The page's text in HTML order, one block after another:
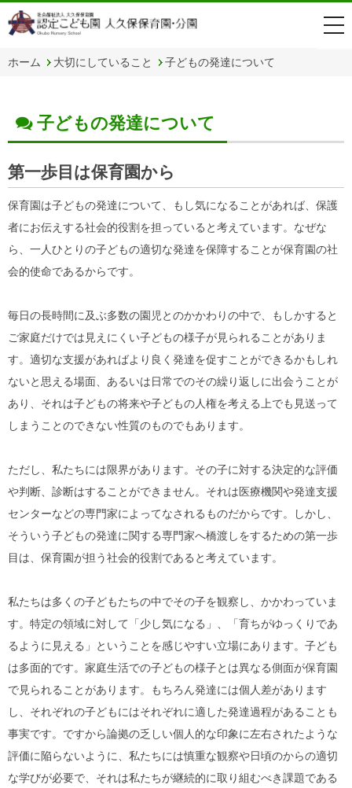
ホーム 大切にしていること 子どもの発達について
子どもの発達について
第一歩目は保育園から
保育園は子どもの発達について、もし気になることがあれば、保護
者にお伝えする社会的役割を担っていると考えています。なぜな
ら、一人ひとりの子どもの適切な発達を保障することが保育園の社
会的使命であるからです。
毎日の長時間に及ぶ多数の園児とのかかわりの中で、もしかすると
ご家庭だけでは見えにくい子どもの様子が見られることがありま
す。適切な支援があればより良く発達を促すことができるかもしれ
ないと思える場面、あるいは日常でのその繰り返しに出会うことが
あり、それは子どもの将来や子どもの人権を考える上でも見送って
しまうことのできない性質のものでもあります。
ただし、私たちには限界があります。その子に対する決定的な評価
や判断、診断はすることができません。それは医療機関や発達支援
センターなどの専門家によってなされるものだからです。しかし、
そういう子どもの発達に関する専門家へ橋渡しをするための第一歩
目は、保育園が担う社会的役割であると考えています。
私たちは多くの子どもたちの中でその子を観察し、かかわっていま
す。特定の領域に対して「少し気になる」、「育ちがゆっくりであ
るように見える」ということを感じやすい立場にあります。子ども
は多面的です。家庭生活での子どもの様子とは異なる側面が保育園
で見られることがあります。もちろん発達には個人差があります
し、それぞれの子どもにはそれぞれに適した発達過程があることも
事実です。ですから論拠の乏しい個人的な印象に左右されたような
評価に陥らないように、私たちには慎重な観察や日頃のからの適切
な学びが必要で、それは私たちが継続的に取り組むべき課題である